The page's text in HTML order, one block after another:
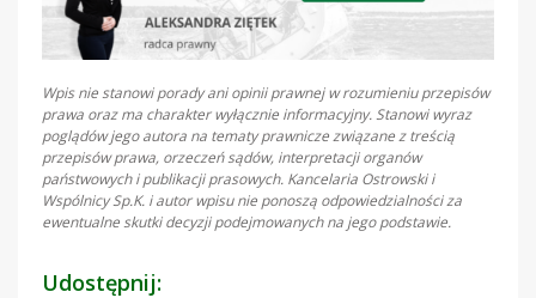
Wpis nie stanowi porady ani opinii prawnej w rozumieniu przepisów
prawa oraz ma charakter wyłącznie informacyjny. Stanowi wyraz
poglądów jego autora na tematy prawnicze związane z treścią
przepisów prawa, orzeczeń sądów, interpretacji organów
państwowych i publikacji prasowych. Kancelaria Ostrowski i
Wspólnicy Sp.K. i autor wpisu nie ponoszą odpowiedzialności za
ewentualne skutki decyzji podejmowanych na jego podstawie.
Udostępnij: